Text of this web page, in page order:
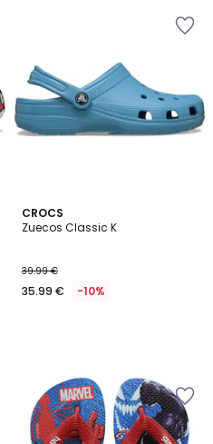
CROCS
Zuecos Classic K
39.99 €
35.99 € -10%